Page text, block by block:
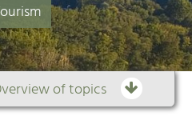
of topics